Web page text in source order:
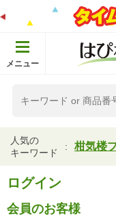
メニュー
人気の
キーワード
柑気楼
ログイン
会員のお客様